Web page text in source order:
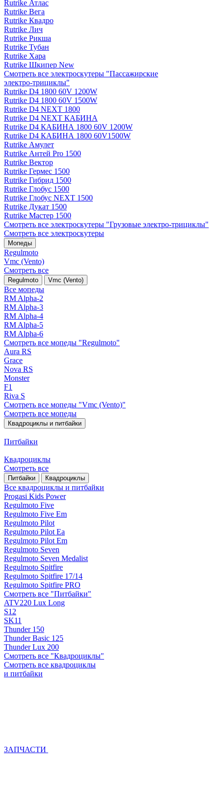
Rutrike Атлас
Rutrike Вега
Rutrike Квадро
Rutrike Лич
Rutrike Рикша
Rutrike Тубан
Rutrike Хара
Rutrike Шкипер New
Смотреть все электро­скутеры "Пассажирские
электро‑трициклы"
Rutrike D4 1800 60V 1200W
Rutrike D4 1800 60V 1500W
Rutrike D4 NEXT 1800
Rutrike D4 NEXT КАБИНА
Rutrike D4 КАБИНА 1800 60V 1200W
Rutrike D4 КАБИНА 1800 60V1500W
Rutrike Амулет
Rutrike Антей Pro 1500
Rutrike Вектор
Rutrike Гермес 1500
Rutrike Гибрид 1500
Rutrike Глобус 1500
Rutrike Глобус NEXT 1500
Rutrike Дукат 1500
Rutrike Мастер 1500
Смотреть все электро­скутеры "Грузовые электро‑трициклы"
Смотреть все электро­скутеры
Мопеды
Regulmoto
Vmc (Vento)
Смотреть все
Regulmoto Vmc (Vento)
Все мопеды
RM Alpha-2
RM Alpha-3
RM Alpha-4
RM Alpha-5
RM Alpha-6
Смотреть все мопеды "Regulmoto"
Aura RS
Grace
Nova RS
Monster
F1
Riva S
Смотреть все мопеды "Vmc (Vento)"
Смотреть все мопеды
Квадроциклы и питбайки
Питбайки
Квадроциклы
Смотреть все
Питбайки Квадроциклы
Все квадроциклы и питбайки
Progasi Kids Power
Regulmoto Five
Regulmoto Five Em
Regulmoto Pilot
Regulmoto Pilot Ea
Regulmoto Pilot Em
Regulmoto Seven
Regulmoto Seven Medalist
Regulmoto Spitfire
Regulmoto Spitfire 17/14
Regulmoto Spitfire PRO
Смотреть все "Питбайки"
ATV220 Lux Long
S12
SK11
Thunder 150
Thunder Basic 125
Thunder Lux 200
Смотреть все "Квадроциклы"
Смотреть все квадроциклы
и питбайки
ЗАПЧАСТИ